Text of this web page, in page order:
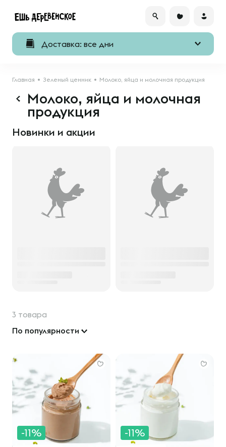
Доставка: все дни
Главная Зеленый ценник Молоко, яйца и молочная продукция
Молоко, яйца и молочная
продукция
Новинки и акции
3 товара
По популярности
-11% -11%